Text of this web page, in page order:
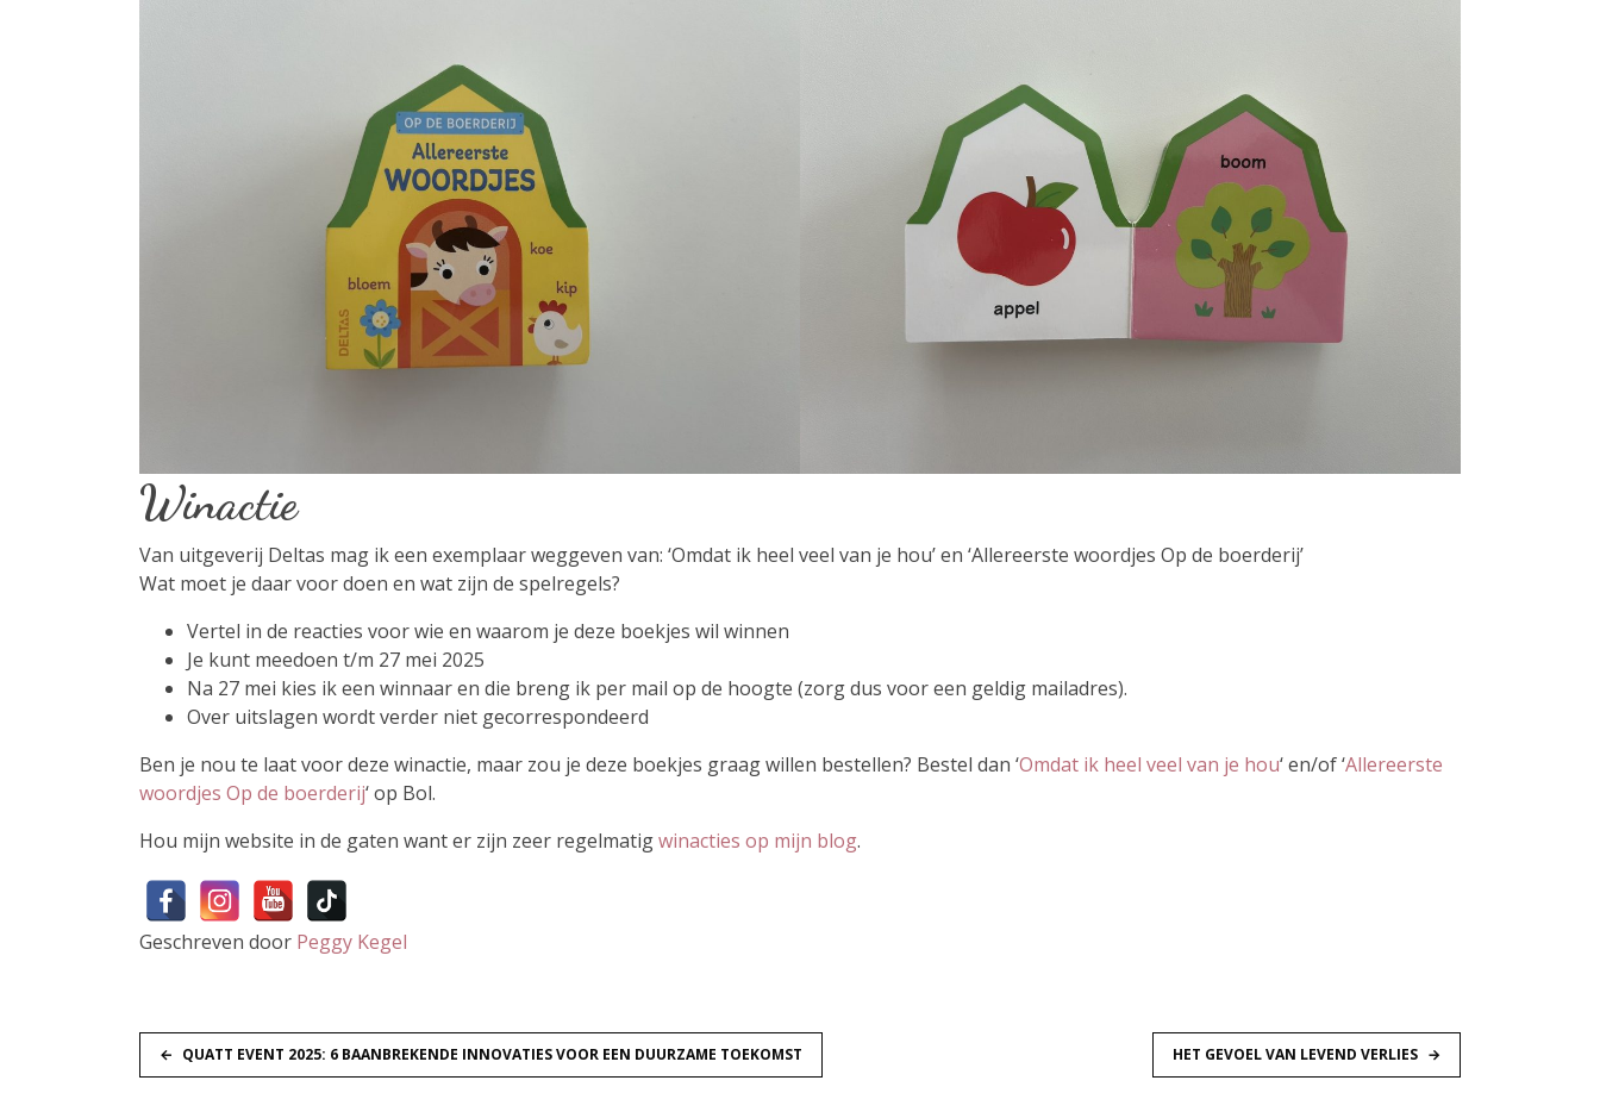
Winactie
Van uitgeverij Deltas mag ik een exemplaar weggeven van: ‘Omdat ik heel veel van je hou’ en ‘Allereerste woordjes Op de boerderij’
Wat moet je daar voor doen en wat zijn de spelregels?
Vertel in de reacties voor wie en waarom je deze boekjes wil winnen
Je kunt meedoen t/m 27 mei 2025
Na 27 mei kies ik een winnaar en die breng ik per mail op de hoogte (zorg dus voor een geldig mailadres).
Over uitslagen wordt verder niet gecorrespondeerd
Ben je nou te laat voor deze winactie, maar zou je deze boekjes graag willen bestellen? Bestel dan ‘Omdat ik heel veel van je hou‘ en/of ‘Allereerste
woordjes Op de boerderij‘ op Bol.
Hou mijn website in de gaten want er zijn zeer regelmatigwinacties op mijn blog.
Geschreven door Peggy Kegel
B
QUATT EVENT 2025: 6 BAANBREKENDE INNOVATIES VOOR EEN DUURZAME TOEKOMST HET GEVOEL VAN LEVEND VERLIES